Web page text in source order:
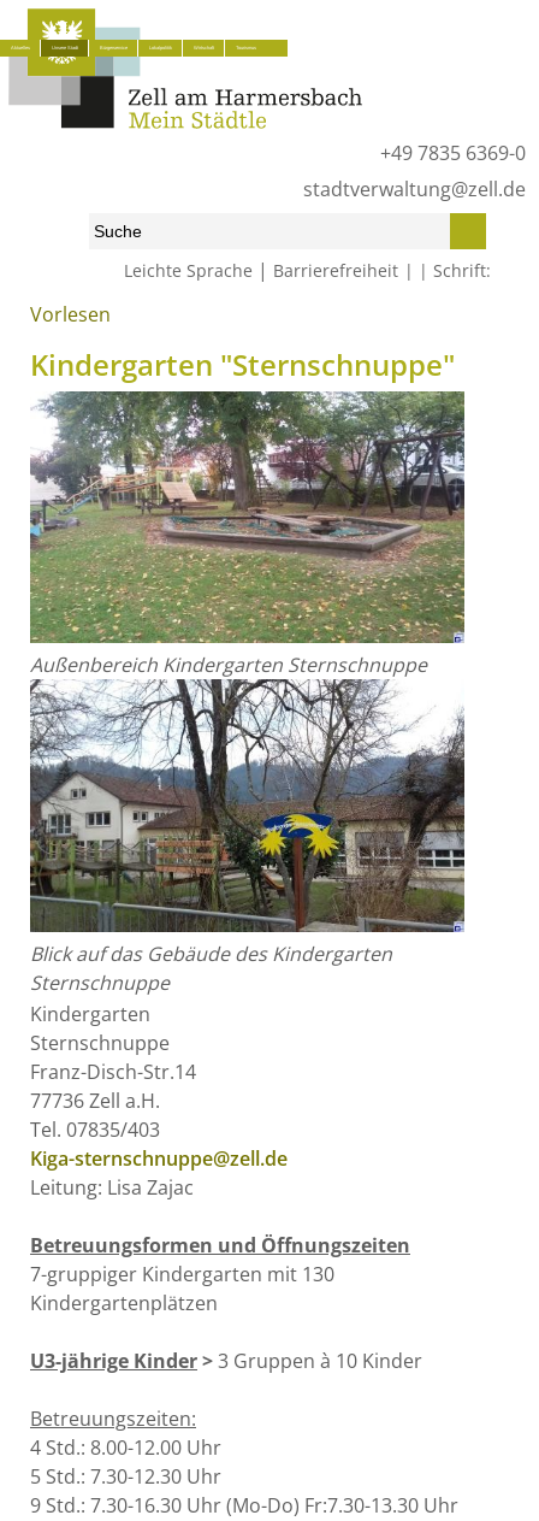
+49 7835 6369-0
stadtverwaltung@zell.de
Leichte Sprache | Barrierefreiheit Schrift:
Aktuelles Unsere Stadt Bürgerservice Lokalpolitik Wirtschaft Tourismus
Start» Unsere Stadt »
Vorlesen
Kindergarten "Sternschnuppe"
Außenbereich Kindergarten Sternschnuppe
Blick auf das Gebäude des Kindergarten
Sternschnuppe
Kindergarten
Sternschnuppe
Franz-Disch-Str.14
77736 Zell a.H.
Tel. 07835/403
Kiga-sternschnuppe@zell.de
Leitung: Lisa Zajac
Betreuungsformen und Öffnungszeiten
7-gruppiger Kindergarten mit 130
Kindergartenplätzen
U3-jährige Kinder>3 Gruppen à 10 Kinder
Betreuungszeiten:
4 Std.: 8.00-12.00 Uhr
5 Std.: 7.30-12.30 Uhr
9 Std.: 7.30-16.30 Uhr (Mo-Do) Fr:7.30-13.30 Uhr